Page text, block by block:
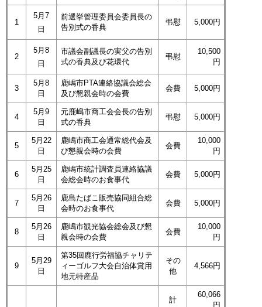
1
5月7
日
前選挙管理委員会委員長の
告別式の香典
弔慰 5,000円
2
5月8
日
市議会副議長の実父の告別
式の香典及び花環代
弔慰
10,500
円
3
5月8
日
鹿嶋市PTA連絡協議会総会
及び懇親会時の会費
会費 5,000円
4
5月9
日
元鹿嶋市商工会会長の告別
式の香典
弔慰 5,000円
5
5月22
日
鹿嶋市商工会通常総代会及
び懇親会時の会費
会費
10,000
円
6
5月25
日
鹿嶋市統計調査員連絡協議
会総会時のお食事代
会費 5,000円
7
5月26
日
鹿島たばこ販売協同組合総
会時のお食事代
会費 5,000円
8
5月26
日
鹿嶋市観光協会総会及び懇
親会時の会費
会費
10,000
円
9
5月29
日
第35回鹿行労福協チャリテ
ィーゴルフ大会自治体賞用
地元特産品
その
他
4,566円
計
60,066
円